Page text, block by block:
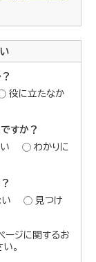
役に立たなか
すか？
わかりに
見つけ
ージに関するお
。